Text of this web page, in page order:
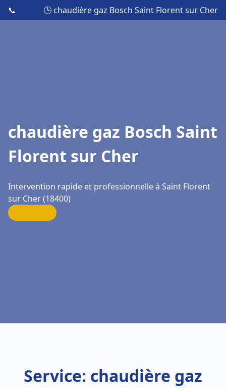
📞 🕒 chaudière gaz Bosch Saint Florent sur Cher
chaudière gaz Bosch Saint
Florent sur Cher
Intervention rapide et professionnelle à Saint Florent
sur Cher (18400)
Service: chaudière gaz